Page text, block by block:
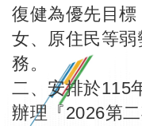
復健為優先目
女、原住民等
務。
二、安排於115
辦理『2026第